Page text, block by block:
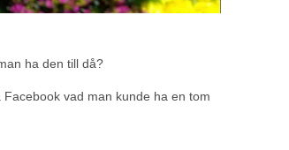
ha den till då?
vad man kunde ha en tom